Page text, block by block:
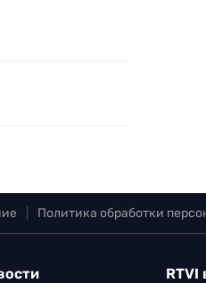
Политика обработки
RTVI